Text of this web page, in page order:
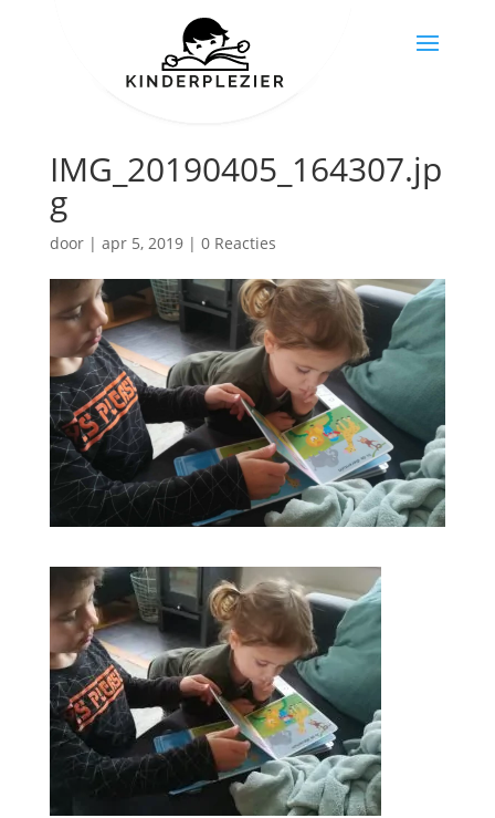
IMG_20190405_164307.jp
g
door | apr 5, 2019| 0 Reacties